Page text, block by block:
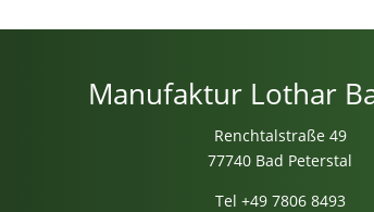
Manufaktur Lothar
Renchtalstraße 49
77740 Bad Peterstal
Tel +49 7806 8493